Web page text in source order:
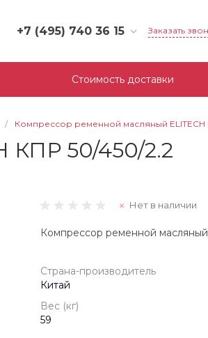
+7 (495) 740 36 15
+7 (495) 740 36 15
г. Москва, Филевский
Заказать
Стоимость доставки
/ Компрессор ременной масляный ELITECH
КПР 50/450/2.2
Нет в наличии
Компрессор ременной
Страна-производитель
Китай
Вес (кг)
59